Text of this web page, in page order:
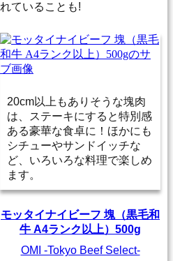
れていることも!
20cm以上もありそうな塊肉
は、ステーキにすると特別感
ある豪華な食卓に！ほかにも
シチューやサンドイッチな
ど、いろいろな料理で楽しめ
ます。
モッタイナイビーフ 塊（黒毛和
牛 A4ランク以上）500g
OMI -Tokyo Beef Select-